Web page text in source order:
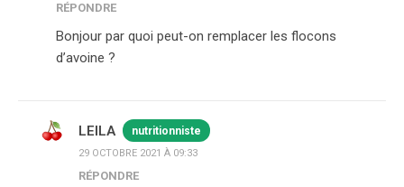
RÉPONDRE
Bonjour par quoi peut-on remplacer les flocons
d’avoine ?
LEILA nutritionniste
29 OCTOBRE 2021 À 09:33
RÉPONDRE